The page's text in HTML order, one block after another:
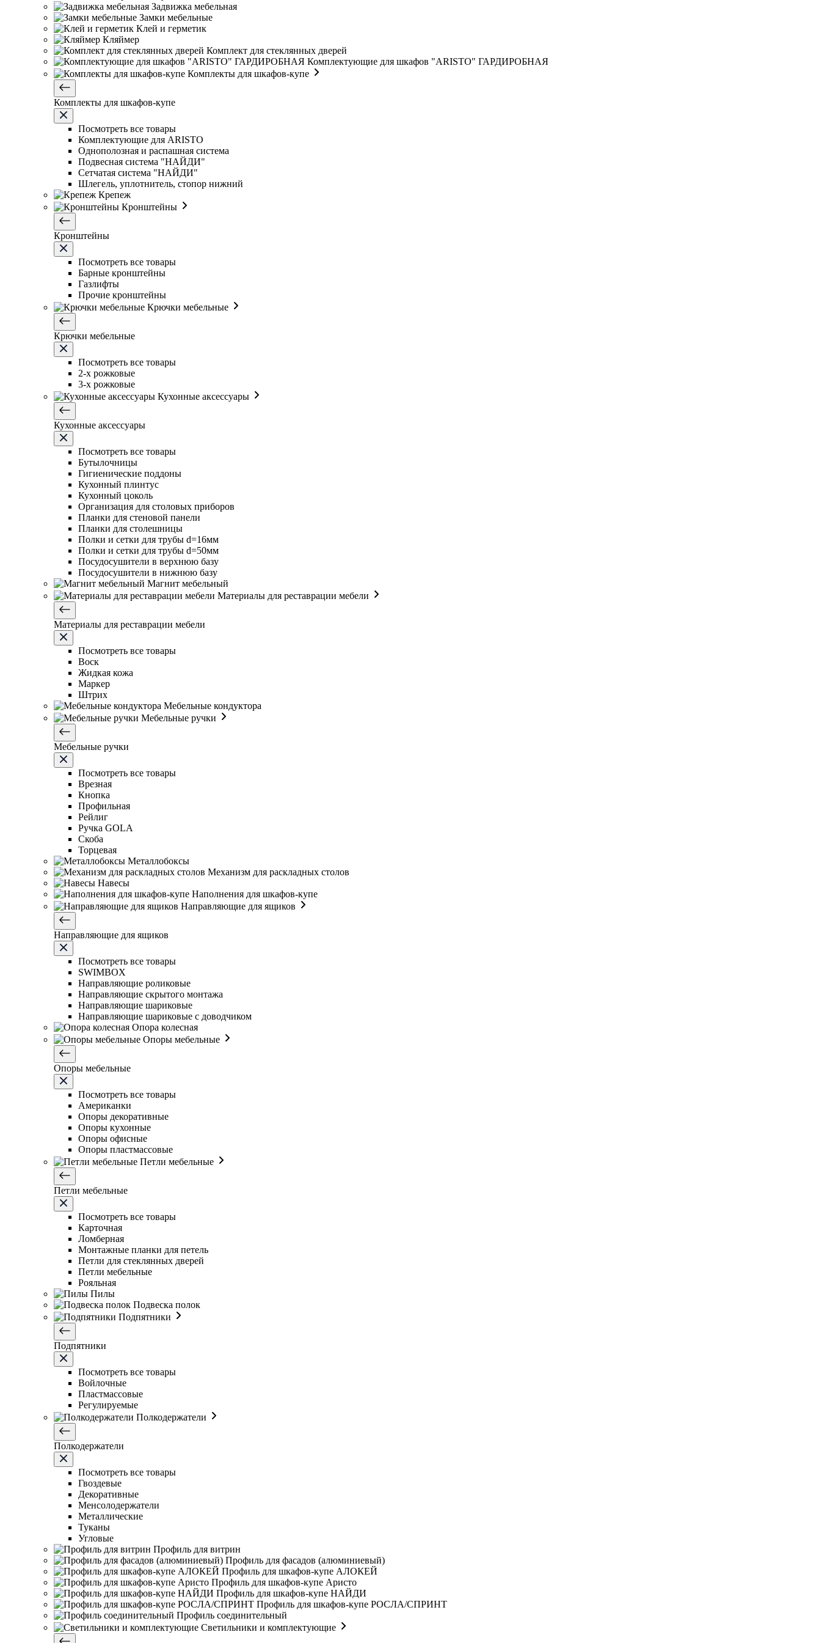
Задвижка мебельная
Замки мебельные
Клей и герметик
Кляймер
Комплект для стеклянных дверей
Комплектующие для шкафов "ARISTO" ГАРДИРОБНАЯ
Комплекты для шкафов-купе
Комплекты для шкафов-купе
Посмотреть все товары
Комплектующие для ARISTO
Однополозная и распашная система
Подвесная система "НАЙДИ"
Сетчатая система "НАЙДИ"
Шлегель, уплотнитель, стопор нижний
Крепеж
Кронштейны
Кронштейны
Посмотреть все товары
Барные кронштейны
Газлифты
Прочие кронштейны
Крючки мебельные
Крючки мебельные
Посмотреть все товары
2-х рожковые
3-х рожковые
Кухонные аксессуары
Кухонные аксессуары
Посмотреть все товары
Бутылочницы
Гигиенические поддоны
Кухонный плинтус
Кухонный цоколь
Организация для столовых приборов
Планки для стеновой панели
Планки для столешницы
Полки и сетки для трубы d=16мм
Полки и сетки для трубы d=50мм
Посудосушители в верхнюю базу
Посудосушители в нижнюю базу
Магнит мебельный
Материалы для реставрации мебели
Материалы для реставрации мебели
Посмотреть все товары
Воск
Жидкая кожа
Маркер
Штрих
Мебельные кондуктора
Мебельные ручки
Мебельные ручки
Посмотреть все товары
Врезная
Кнопка
Профильная
Рейлиг
Ручка GOLA
Скоба
Торцевая
Металлобоксы
Механизм для раскладных столов
Навесы
Наполнения для шкафов-купе
Направляющие для ящиков
Направляющие для ящиков
Посмотреть все товары
SWIMBOX
Направляющие роликовые
Направляющие скрытого монтажа
Направляющие шариковые
Направляющие шариковые с доводчиком
Опора колесная
Опоры мебельные
Опоры мебельные
Посмотреть все товары
Американки
Опоры декоративные
Опоры кухонные
Опоры офисные
Опоры пластмассовые
Петли мебельные
Петли мебельные
Посмотреть все товары
Карточная
Ломберная
Монтажные планки для петель
Петли для стеклянных дверей
Петли мебельные
Рояльная
Пилы
Подвеска полок
Подпятники
Подпятники
Посмотреть все товары
Войлочные
Пластмассовые
Регулируемые
Полкодержатели
Полкодержатели
Посмотреть все товары
Гвоздевые
Декоративные
Менсолодержатели
Металлические
Туканы
Угловые
Профиль для витрин
Профиль для фасадов (алюминиевый)
Профиль для шкафов-купе АЛОКЕЙ
Профиль для шкафов-купе Аристо
Профиль для шкафов-купе НАЙДИ
Профиль для шкафов-купе РОСЛА/СПРИНТ
Профиль соединительный
Светильники и комплектующие